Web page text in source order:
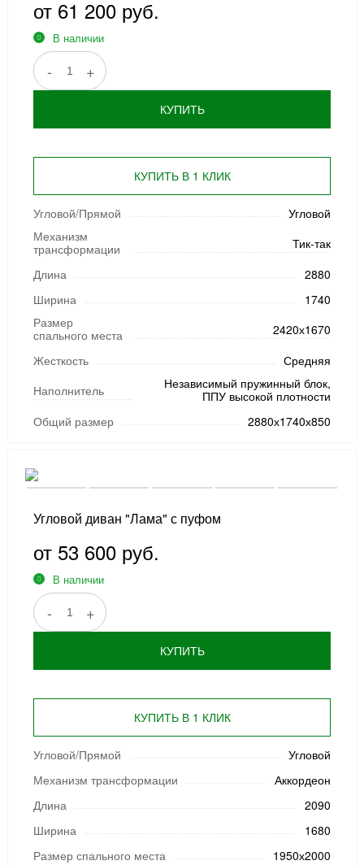
от 61 200 руб.
В наличии
- +
КУПИТЬ
КУПИТЬ В 1 КЛИК
Угловой/Прямой
Угловой
Механизм
трансформации
Тик-так
Длина
2880
Ширина
1740
Размер
спального места
2420х1670
Жесткость
Средняя
Наполнитель
Независимый пружинный блок,
ППУ высокой плотности
Общий размер
2880х1740х850
Угловой диван "Лама" с пуфом
от 53 600 руб.
В наличии
- +
КУПИТЬ
КУПИТЬ В 1 КЛИК
Угловой/Прямой
Угловой
Механизм трансформации
Аккордеон
Длина
2090
Ширина
1680
Размер спального места
1950х2000